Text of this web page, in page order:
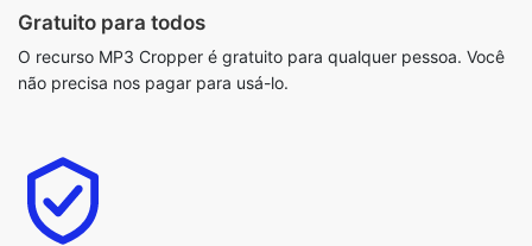
Confiável e seguro
Todos os seus dados e arquivos são excluídos imediatamente
após você terminar. Nosso cortador de MP3 gratuito online não